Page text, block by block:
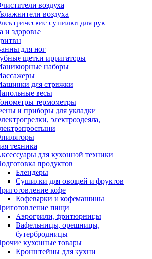
воздуха
воздуха
сушилки для рук
и здоровье
для ног
щетки ирригаторы
наборы
для стрижки
весы
термометры
и приборы для укладки
электроодеяла,
техника
для кухонной техники
продуктов
Блендеры
Сушилки для овощей и фруктов
кофе
Кофеварки и кофемашины
пищи
Аэрогрили, фритюрницы
Вафельницы, орешницы,
бутербродницы
кухонные товары
Кронштейны для кухни